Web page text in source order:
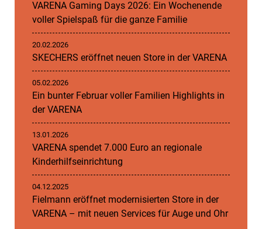
VARENA Gaming Days 2026: Ein Wochenende
voller Spielspaß für die ganze Familie
20.02.2026
SKECHERS eröffnet neuen Store in der VARENA
05.02.2026
Ein bunter Februar voller Familien Highlights in
der VARENA
13.01.2026
VARENA spendet 7.000 Euro an regionale
Kinderhilfseinrichtung
04.12.2025
Fielmann eröffnet modernisierten Store in der
VARENA – mit neuen Services für Auge und Ohr